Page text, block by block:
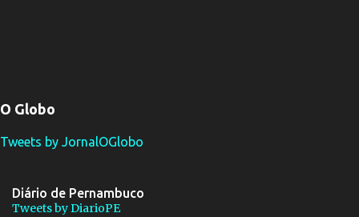
O Globo
Tweets by JornalOGlobo
Diário de Pernambuco
Tweets by DiarioPE